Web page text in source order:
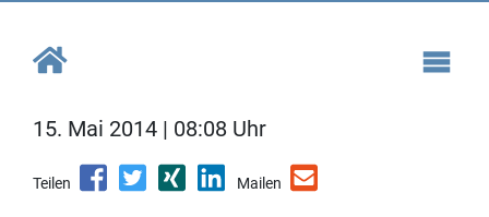
15. Mai 2014 | 08:08 Uhr
Teilen Mailen